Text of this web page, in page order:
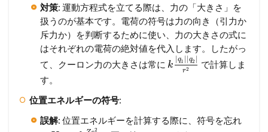
対策: 運動方程式を立てる際は、力の「大きさ」を
扱うのが基本です。電荷の符号は力の向き（引力か
斥力か）を判断するために使い、力の大きさの式に
はそれぞれの電荷の絶対値を代入します。したがっ
て、クーロン力の大きさは常に k
q1 q2
r2
で計算しま
す。
位置エネルギーの符号:
誤解: 位置エネルギーを計算する際に、符号を忘れ
2